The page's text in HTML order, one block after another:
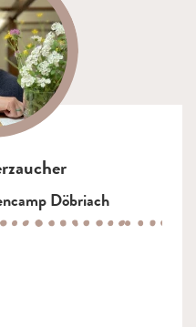
Döbriach